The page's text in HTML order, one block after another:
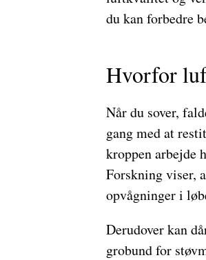
du kan forbedre
Hvorfor
Når du sover,
gang med at
kroppen arbejde
Forskning viser,
opvågninger i
Derudover kan
grobund for